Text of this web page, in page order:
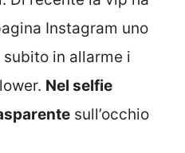
Instagram uno
in allarme i
Nel selfie
sull’occhio